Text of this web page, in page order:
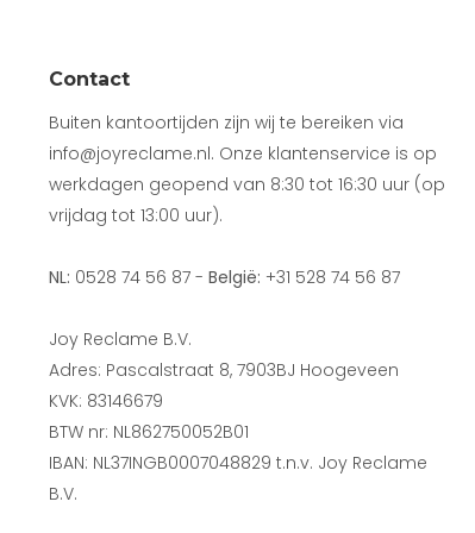
Contact
Buiten kantoortijden zijn wij te bereiken via
info@joyreclame.nl. Onze klantenservice is op
werkdagen geopend van 8:30 tot 16:30 uur (op
vrijdag tot 13:00 uur).
NL: 0528 74 56 87 - België: +31 528 74 56 87
Joy Reclame B.V.
Adres: Pascalstraat 8, 7903BJ Hoogeveen
KVK: 83146679
BTW nr: NL862750052B01
IBAN: NL37INGB0007048829 t.n.v. Joy Reclame
B.V.